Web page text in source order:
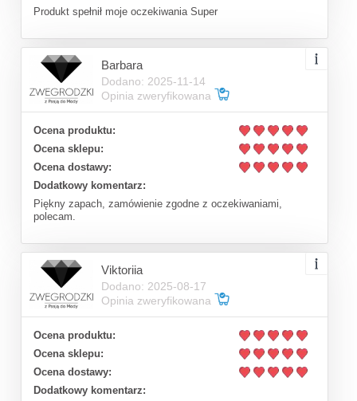
Produkt spełnił moje oczekiwania Super
Barbara
Dodano: 2025-11-14
Opinia zweryfikowana
Ocena produktu:
Ocena sklepu:
Ocena dostawy:
Dodatkowy komentarz:
Piękny zapach, zamówienie zgodne z oczekiwaniami,
polecam.
Viktoriia
Dodano: 2025-08-17
Opinia zweryfikowana
Ocena produktu:
Ocena sklepu:
Ocena dostawy:
Dodatkowy komentarz: